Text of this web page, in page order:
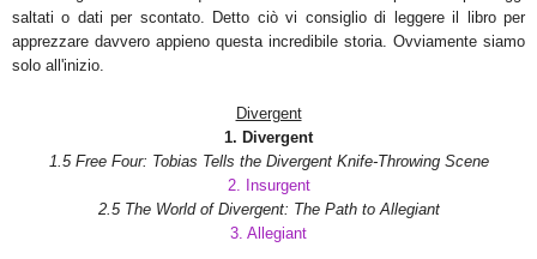
saltati o dati per scontato. Detto ciò vi consiglio di leggere il libro per
apprezzare davvero appieno questa incredibile storia. Ovviamente siamo
solo all'inizio.
Divergent
1. Divergent
1.5 Free Four: Tobias Tells the Divergent Knife-Throwing Scene
2. Insurgent
2.5 The World of Divergent: The Path to Allegiant
3. Allegiant